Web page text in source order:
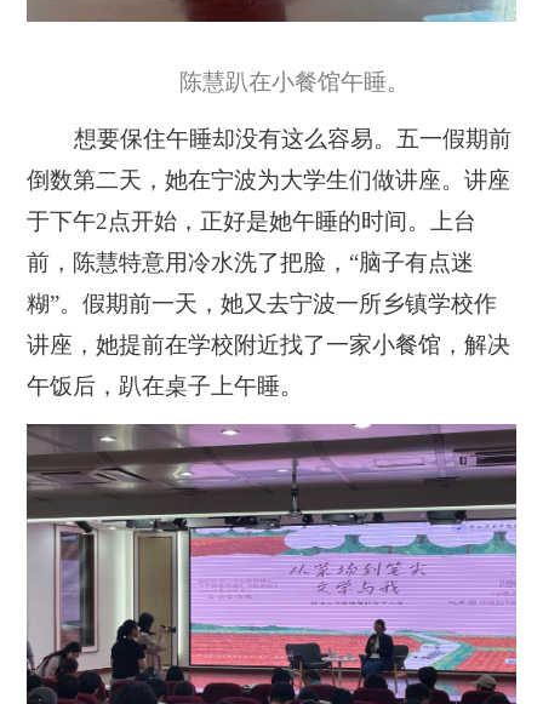
陈慧趴在小餐馆午睡。
想要保住午睡却没有这么容易。五一假期前
倒数第二天，她在宁波为大学生们做讲座。讲座
于下午2点开始，正好是她午睡的时间。上台
前，陈慧特意用冷水洗了把脸，“脑子有点迷
糊”。假期前一天，她又去宁波一所乡镇学校作
讲座，她提前在学校附近找了一家小餐馆，解决
午饭后，趴在桌子上午睡。